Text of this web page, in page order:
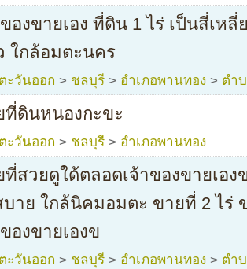
ของขายเอง ที่ดิน 1 ไร่ เป็นสี่เห
ใกล้อมตะนคร
ะวันออก > ชลบุรี > อำเภอพานทอง > ตำ
ที่ดินหนองกะขะ
ะวันออก > ชลบุรี > อำเภอพานทอง
ที่สวยดูใด้ตลอดเจ้าของขายเอง
บาย ใกล้นิคมอมตะ ขายที่ 2 ไร่
องขายเองข
ะวันออก > ชลบุรี > อำเภอพานทอง > ตำ